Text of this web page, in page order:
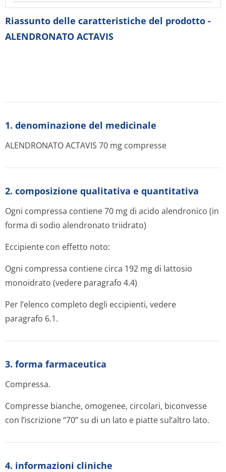
Riassunto delle caratteristiche del prodotto -
ALENDRONATO ACTAVIS
1. denominazione del medicinale
ALENDRONATO ACTAVIS 70 mg compresse
2. composizione qualitativa e quantitativa
Ogni compressa contiene 70 mg di acido alendronico (in
forma di sodio alendronato triidrato)
Eccipiente con effetto noto:
Ogni compressa contiene circa 192 mg di lattosio
monoidrato (vedere paragrafo 4.4)
Per l’elenco completo degli eccipienti, vedere
paragrafo 6.1.
3. forma farmaceutica
Compressa.
Compresse bianche, omogenee, circolari, biconvesse
con l’iscrizione “70” su di un lato e piatte sul’altro lato.
4. informazioni cliniche